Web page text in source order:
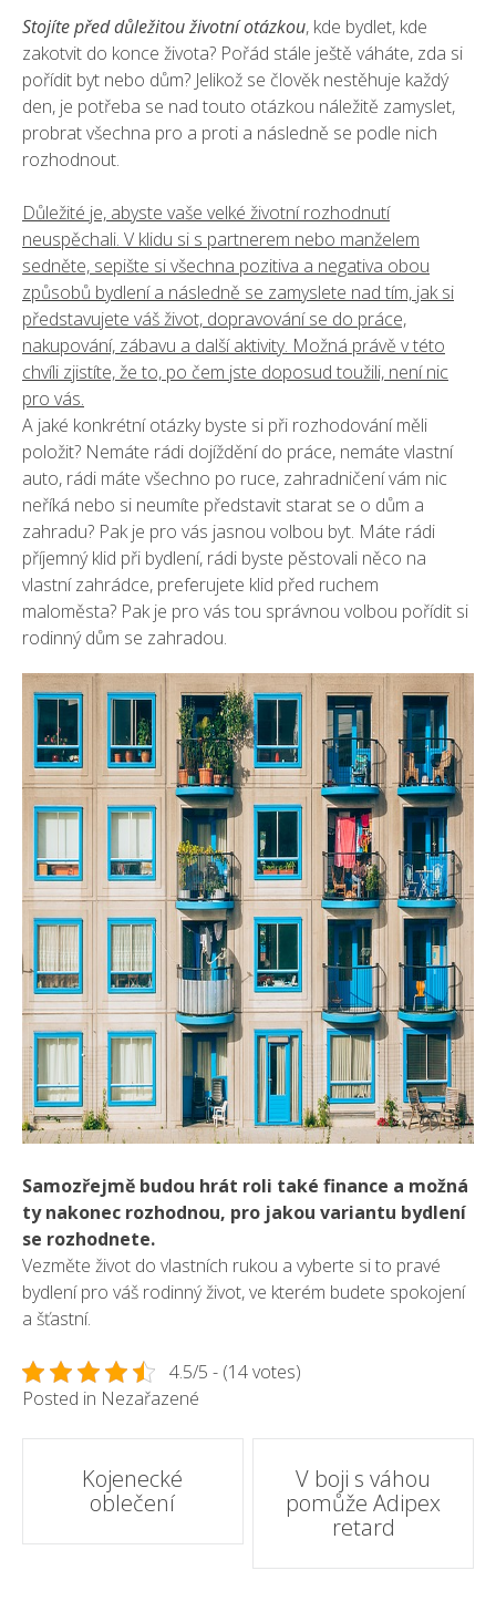
Stojíte před důležitou životní otázkou, kde bydlet, kde
zakotvit do konce života? Pořád stále ještě váháte, zda si
pořídit byt nebo dům? Jelikož se člověk nestěhuje každý
den, je potřeba se nad touto otázkou náležitě zamyslet,
probrat všechna pro a proti a následně se podle nich
rozhodnout.
Důležité je, abyste vaše velké životní rozhodnutí
neuspěchali. V klidu si s partnerem nebo manželem
sedněte, sepište si všechna pozitiva a negativa obou
způsobů bydlení a následně se zamyslete nad tím, jak si
představujete váš život, dopravování se do práce,
nakupování, zábavu a další aktivity. Možná právě v této
chvíli zjistíte, že to, po čem jste doposud toužili, není nic
pro vás.
A jaké konkrétní otázky byste si při rozhodování měli
položit? Nemáte rádi dojíždění do práce, nemáte vlastní
auto, rádi máte všechno po ruce, zahradničení vám nic
neříká nebo si neumíte představit starat se o dům a
zahradu? Pak je pro vás jasnou volbou byt. Máte rádi
příjemný klid při bydlení, rádi byste pěstovali něco na
vlastní zahrádce, preferujete klid před ruchem
maloměsta? Pak je pro vás tou správnou volbou pořídit si
rodinný dům se zahradou.
Samozřejmě budou hrát roli také finance a možná
ty nakonec rozhodnou, pro jakou variantu bydlení
se rozhodnete.
Vezměte život do vlastních rukou a vyberte si to pravé
bydlení pro váš rodinný život, ve kterém budete spokojení
a šťastní.
4.5/5 - (14 votes)
Posted in Nezařazené
Post
navigation
Kojenecké
oblečení
V boji s váhou
pomůže Adipex
retard